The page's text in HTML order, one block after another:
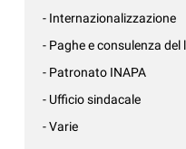
- Internazionalizzazione
- Paghe e consulenza del
- Patronato INAPA
- Ufficio sindacale
- Varie